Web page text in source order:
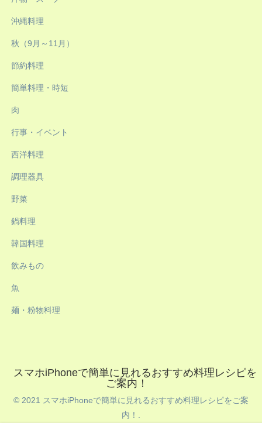
沖縄料理
秋（9月～11月）
節約料理
簡単料理・時短
肉
行事・イベント
西洋料理
調理器具
野菜
鍋料理
韓国料理
飲みもの
魚
麺・粉物料理
スマホiPhoneで簡単に見れるおすすめ料理レシピを
ご案内！
© 2021 スマホiPhoneで簡単に見れるおすすめ料理レシピをご案
内！.